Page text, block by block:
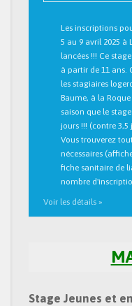
Les inscriptions
5 au 9 avril 2025 à
lancées !!! Ce
à partir de 11 ans.
les stagiaires
Baume, à la
saison que le
jours !!! (contre 3,5
Vous trouverez
nécessaires
fiche sanitaire de
nombre
Voir les détails »
Stage Jeunes et